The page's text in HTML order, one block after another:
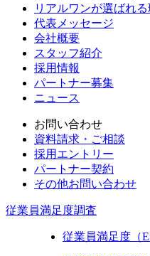
リアルワンが選ばれる
代表メッセージ
会社概要
スタッフ紹介
採用情報
パートナー募集
ニュース
お問い合わせ
資料請求・ご相談
採用エントリー
パートナー契約
その他お問い合わせ
従業員満足度調査
従業員満足度（